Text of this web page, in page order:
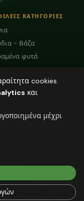
ΚΑΤΗΓΟΡΙΕΣ
- Βάζα
φυτά
- Πορσελάνη -
cookies.
και
μέχρι